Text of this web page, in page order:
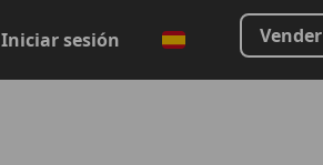
Iniciar sesión Vender